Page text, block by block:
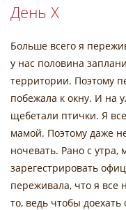
День Х
Больше всего я
у нас половина
территории. Поэтому
побежала к окну. И на
щебетали птички. Я
мамой. Поэтому даже
ночевать. Рано с
зарегестрировать
переживала, что я все
то, ведь чтобы